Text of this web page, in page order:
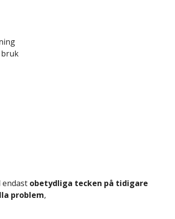
bruk
endast obetydliga tecken på tidigare
problem,